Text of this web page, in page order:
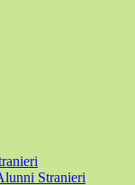
Stranieri